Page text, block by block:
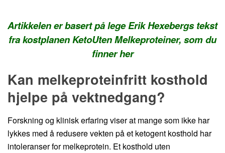
Artikkelen er basert på lege Erik Hexebergs tekst
fra kostplanen KetoUten Melkeproteiner, som du
finner her
Kan melkeproteinfritt kosthold
hjelpe på vektnedgang?
Forskning og klinisk erfaring viser at mange som ikke har
lykkes med å redusere vekten på et ketogent kosthold har
intoleranser for melkeprotein. Et kosthold uten